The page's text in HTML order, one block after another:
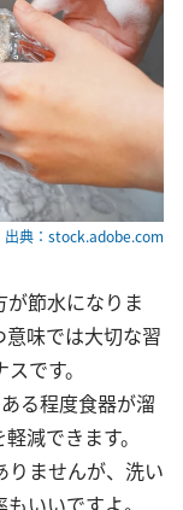
出典：stock.adobe.com
節水になりま
味では大切な習
です。
る程度食器が溜
減できます。
りませんが、洗い